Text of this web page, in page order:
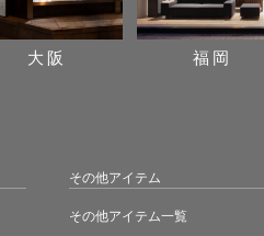
大阪 福岡
その他アイテム
その他アイテム一覧